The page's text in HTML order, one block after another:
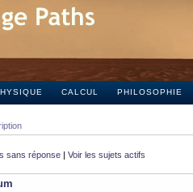
CALCUL PHILOSOPHIE
sans réponse | Voir les sujets actifs